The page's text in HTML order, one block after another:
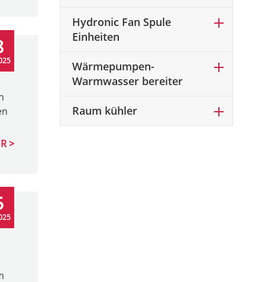
Hydronic Fan Spule
Einheiten
Wärmepumpen-
Warmwasser bereiter
Raum kühler